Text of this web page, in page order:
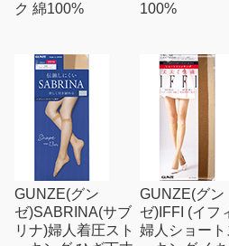
ク 綿100%
100%
GUNZE(グン
ゼ)SABRINA(サブ
リナ)婦人着圧スト
GUNZE(グン
ゼ)IFFI (イフ
婦人ショート